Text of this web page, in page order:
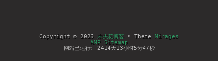
Copyright © 2026 未央花博客 • Theme Mirages
AMP Sitemap
网站已运行: 2414天13小时5分47秒